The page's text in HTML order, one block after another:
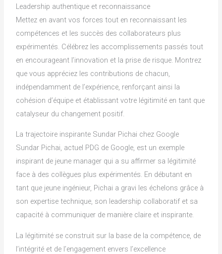
Leadership authentique et reconnaissance
Mettez en avant vos forces tout en reconnaissant les
compétences et les succès des collaborateurs plus
expérimentés. Célébrez les accomplissements passés tout
en encourageant l’innovation et la prise de risque. Montrez
que vous appréciez les contributions de chacun,
indépendamment de l’expérience, renforçant ainsi la
cohésion d’équipe et établissant votre légitimité en tant que
catalyseur du changement positif.
La trajectoire inspirante Sundar Pichai chez Google
Sundar Pichai, actuel PDG de Google, est un exemple
inspirant de jeune manager qui a su affirmer sa légitimité
face à des collègues plus expérimentés. En débutant en
tant que jeune ingénieur, Pichai a gravi les échelons grâce à
son expertise technique, son leadership collaboratif et sa
capacité à communiquer de manière claire et inspirante.
La légitimité se construit sur la base de la compétence, de
l’intégrité et de l’engagement envers l’excellence